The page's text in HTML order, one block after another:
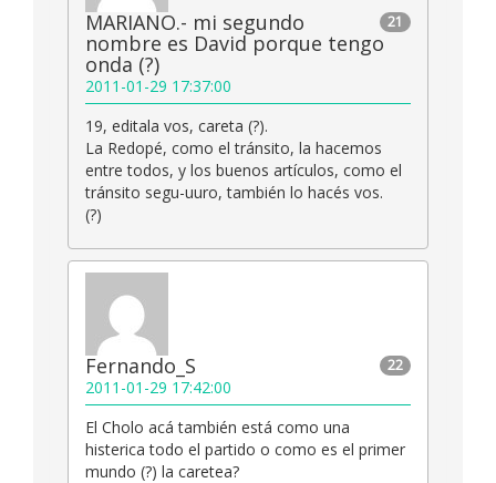
21
MARIANO.- mi segundo
nombre es David porque tengo
onda (?)
2011-01-29 17:37:00
19, editala vos, careta (?).
La Redopé, como el tránsito, la hacemos
entre todos, y los buenos artículos, como el
tránsito segu-uuro, también lo hacés vos.
(?)
22
Fernando_S
2011-01-29 17:42:00
El Cholo acá también está como una
histerica todo el partido o como es el primer
mundo (?) la caretea?